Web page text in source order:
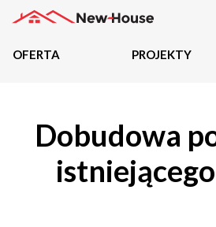
Oferta
Działki
OFERTA PROJEKTY
Dobudowa